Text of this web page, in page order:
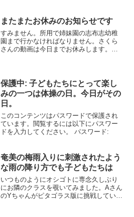
ズのみんなもほんもののまめではなかっ
たけどたのしいでし...
またまたお休みのお知らせです
すみません。所用で姉妹園の志布志幼稚
園まで行かなければなりません。さくら
さんの動画は今日までお休みします。悪
保護中: 子どもたちにとって楽し
みの一つは体操の日。今日がその
日。
このコンテンツはパスワードで保護され
ています。閲覧するには以下にパスワー
ドを入力してください。 パスワード:
奄美の梅雨入りに刺激されたよう
な雨の降り方でも子どもたちは
いつものようにオシゴトに専念久しぶり
にお隣のクラスを覗いてみました。Aさん
のYちゃんがピタゴラス版に挑戦していま